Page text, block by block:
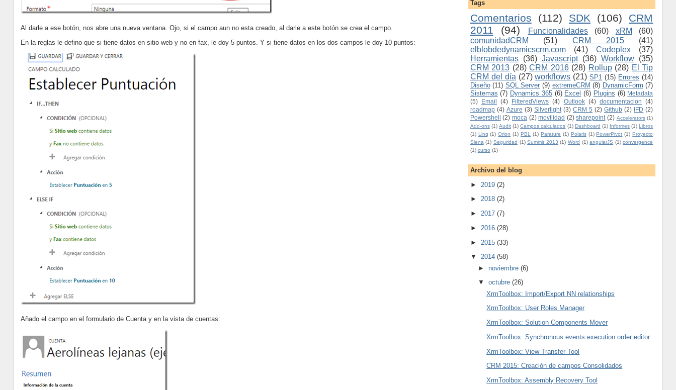
Al darle a ese botón, nos abre una nueva ventana. Ojo, si el campo aun no esta creado, al darle a este botón se crea el campo.
En la reglas le defino que si tiene datos en sitio web y no en fax, le doy 5 puntos. Y si tiene datos en los dos campos le doy 10 puntos:
Añado el campo en el formulario de Cuenta y en la vista de cuentas:
Tags
Comentarios (112) SDK (106)
CRM
2011
(94) Funcionalidades (60) xRM
(60)
comunidadCRM
(51) CRM 2015
(41)
elblobdedynamicscrm.com
(41) Codeplex
(37)
Herramientas
(36) Javascript (36) Workflow (35)
CRM 2013 (28) CRM 2016 (28) Rollup (28) El Tip
CRM del día (27) workflows (21) SP1 (15) Errores (14)
Diseño (11) SQL Server (9) extremeCRM (8) DynamicForm (7)
Sistemas (7) Dynamics 365 (6) Excel (6) Plugins (6) Metadata
(5)
Email (4) FilteredViews (4) Outlook (4) documentacion
(4)
roadmap (4) Azure (3) Silverlight (3) CRM 5 (2) Github (2) IFD (2)
Powershell
(2) moca (2) movilidad (2) sharepoint (2) Accelerators (1)
Add-ons (1) Audit (1) Campos calculados (1) Dashboard (1) Informes (1) Libros
(1) Linq (1) Orion (1) PBL (1) Parature (1) Polaris (1) PowerPivot (1) Proyecto
Siena (1) Seguridad (1) Summit 2013 (1) Word (1) angularJS (1) convergence
(1) curso (1)
Archivo del blog
► 2019 (2)
► 2018 (2)
► 2017 (7)
► 2016 (28)
► 2015 (33)
▼ 2014 (58)
►noviembre(6)
▼octubre(26)
XrmToolbox: Import/Export NN relationships
XrmToolbox: User Roles Manager
XrmToolbox: Solution Components Mover
XrmToolbox: Synchronous events execution order editor
XrmToolbox: View Transfer Tool
CRM 2015: Creación de campos Consolidados
XrmToolbox: Assembly Recovery Tool